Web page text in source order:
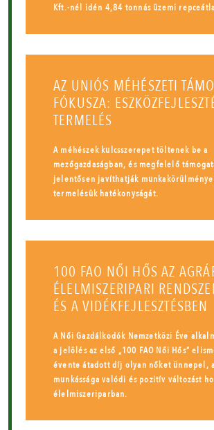
Kft.-nél idén 4,84 tonnás üzemi
AZ UNIÓS MÉHÉSZETI
FÓKUSZA:
TERMELÉS
A méhészek kulcsszerepet töltenek be a
mezőgazdaságban, és megfelelő
jelentősen javíthatják
termelésük hatékonyságát.
100 FAO NŐI HŐS AZ
ÉLELMISZERIPARI
ÉS A VIDÉKFEJLESZTÉSBEN
A Női Gazdálkodók Nemzetközi Éve
a jelölés az első „100 FAO Női Hős”
évente átadott díj olyan nőket ünnepel,
munkássága valódi és pozitív változást
élelmiszeriparban.